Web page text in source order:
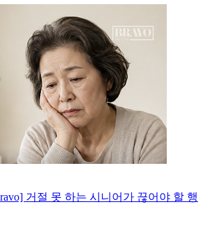
거절 못 하는 시니어가 끊어야 할 행